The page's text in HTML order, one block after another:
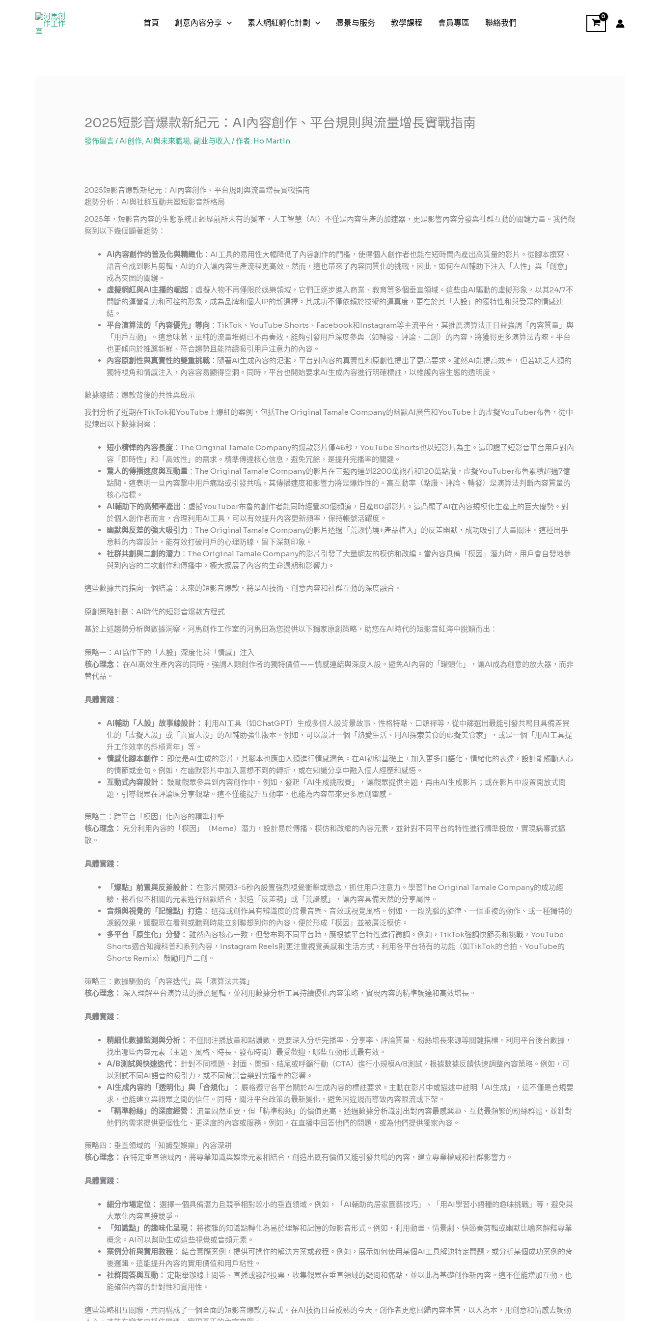
首頁 創意內容分享 素人網紅孵化計劃 愿景与服务 教學課程 會員專區 聯絡我們
2025短影音爆款新紀元：AI內容創作、平台規則與流量增長實戰指南
發佈留言/AI创作,AI與未來職場,副业与收入 / 作者: Ho Martin
2025短影音爆款新紀元：AI內容創作、平台規則與流量增長實戰指南
趨勢分析：AI與社群互動共塑短影音新格局
2025年，短影音內容的生態系統正經歷前所未有的變革。人工智慧（AI）不僅是內容生產的加速器，更是影響內容分發與社群互動的關鍵力量。我們觀
察到以下幾個顯著趨勢：
AI內容創作的普及化與精緻化 ：AI工具的易用性大幅降低了內容創作的門檻，使得個人創作者也能在短時間內產出高質量的影片。從腳本撰寫、
語音合成到影片剪輯，AI的介入讓內容生產流程更高效。然而，這也帶來了內容同質化的挑戰，因此，如何在AI輔助下注入「人性」與「創意」
成為突圍的關鍵。
虛擬網紅與AI主播的崛起 ：虛擬人物不再僅限於娛樂領域，它們正逐步進入商業、教育等多個垂直領域。這些由AI驅動的虛擬形象，以其24/7不
間斷的運營能力和可控的形象，成為品牌和個人IP的新選擇。其成功不僅依賴於技術的逼真度，更在於其「人設」的獨特性和與受眾的情感連
結。
平台演算法的「內容優先」導向 ：TikTok、YouTube Shorts、Facebook和Instagram等主流平台，其推薦演算法正日益強調「內容質量」與
「用戶互動」。這意味著，單純的流量堆砌已不再奏效，能夠引發用戶深度參與（如轉發、評論、二創）的內容，將獲得更多演算法青睞。平台
也更傾向於推薦新鮮、符合趨勢且能持續吸引用戶注意力的內容。
內容原創性與真實性的雙重挑戰：隨著AI生成內容的氾濫，平台對內容的真實性和原創性提出了更高要求。雖然AI能提高效率，但若缺乏人類的
獨特視角和情感注入，內容容易顯得空洞。同時，平台也開始要求AI生成內容進行明確標註，以維護內容生態的透明度。
數據總結：爆款背後的共性與啟示
我們分析了近期在TikTok和YouTube上爆紅的案例，包括The Original Tamale Company的幽默AI廣告和YouTube上的虛擬YouTuber布魯，從中
提煉出以下數據洞察：
短小精悍的內容長度 ：The Original Tamale Company的爆款影片僅46秒，YouTube Shorts也以短影片為主。這印證了短影音平台用戶對內
容「即時性」和「高效性」的需求。精準傳達核心信息，避免冗餘，是提升完播率的關鍵。
驚人的傳播速度與互動量 ：The Original Tamale Company的影片在三週內達到2200萬觀看和120萬點讚，虛擬YouTuber布魯累積超過7億
點閱。這表明一旦內容擊中用戶痛點或引發共鳴，其傳播速度和影響力將是爆炸性的。高互動率（點讚、評論、轉發）是演算法判斷內容質量的
核心指標。
AI輔助下的高頻率產出 ：虛擬YouTuber布魯的創作者能同時經營30個頻道，日產80部影片。這凸顯了AI在內容規模化生產上的巨大優勢。對
於個人創作者而言，合理利用AI工具，可以有效提升內容更新頻率，保持帳號活躍度。
幽默與反差的強大吸引力 ：The Original Tamale Company的影片透過「荒謬情境+產品植入」的反差幽默，成功吸引了大量關注。這種出乎
意料的內容設計，能有效打破用戶的心理防線，留下深刻印象。
社群共創與二創的潛力 ：The Original Tamale Company的影片引發了大量網友的模仿和改編。當內容具備「模因」潛力時，用戶會自發地參
與到內容的二次創作和傳播中，極大擴展了內容的生命週期和影響力。
這些數據共同指向一個結論：未來的短影音爆款，將是AI技術、創意內容和社群互動的深度融合。
原創策略計劃：AI時代的短影音爆款方程式
基於上述趨勢分析與數據洞察，河馬創作工作室的河馬田為您提供以下獨家原創策略，助您在AI時代的短影音紅海中脫穎而出：
策略一：AI協作下的「人設」深度化與「情感」注入
核心理念： 在AI高效生產內容的同時，強調人類創作者的獨特價值——情感連結與深度人設。避免AI內容的「罐頭化」，讓AI成為創意的放大器，而非
替代品。
具體實踐：
AI輔助「人設」故事線設計： 利用AI工具（如ChatGPT）生成多個人設背景故事、性格特點、口頭禪等，從中篩選出最能引發共鳴且具備差異
化的「虛擬人設」或「真實人設」的AI輔助強化版本。例如，可以設計一個「熱愛生活、用AI探索美食的虛擬美食家」，或是一個「用AI工具提
升工作效率的斜槓青年」等。
情感化腳本創作： 即使是AI生成的影片，其腳本也應由人類進行情感潤色。在AI初稿基礎上，加入更多口語化、情緒化的表達，設計能觸動人心
的情節或金句。例如，在幽默影片中加入意想不到的轉折，或在知識分享中融入個人經歷和感悟。
互動式內容設計： 鼓勵觀眾參與到內容創作中。例如，發起「AI生成挑戰賽」，讓觀眾提供主題，再由AI生成影片；或在影片中設置開放式問
題，引導觀眾在評論區分享觀點。這不僅能提升互動率，也能為內容帶來更多原創靈感。
策略二：跨平台「模因」化內容的精準打擊
核心理念： 充分利用內容的「模因」（Meme）潛力，設計易於傳播、模仿和改編的內容元素，並針對不同平台的特性進行精準投放，實現病毒式擴
散。
具體實踐：
「爆點」前置與反差設計： 在影片開頭3-5秒內設置強烈視覺衝擊或懸念，抓住用戶注意力。學習The Original Tamale Company的成功經
驗，將看似不相關的元素進行幽默結合，製造「反差萌」或「荒誕感」，讓內容具備天然的分享屬性。
音頻與視覺的「記憶點」打造： 選擇或創作具有辨識度的背景音樂、音效或視覺風格。例如，一段洗腦的旋律、一個重複的動作、或一種獨特的
濾鏡效果，讓觀眾在看到或聽到時能立刻聯想到你的內容，便於形成「模因」並被廣泛模仿。
多平台「原生化」分發： 雖然內容核心一致，但發布到不同平台時，應根據平台特性進行微調。例如，TikTok強調快節奏和挑戰，YouTube
Shorts適合知識科普和系列內容，Instagram Reels則更注重視覺美感和生活方式。利用各平台特有的功能（如TikTok的合拍、YouTube的
Shorts Remix）鼓勵用戶二創。
策略三：數據驅動的「內容迭代」與「演算法共舞」
核心理念： 深入理解平台演算法的推薦邏輯，並利用數據分析工具持續優化內容策略，實現內容的精準觸達和高效增長。
具體實踐：
精細化數據監測與分析： 不僅關注播放量和點讚數，更要深入分析完播率、分享率、評論質量、粉絲增長來源等關鍵指標。利用平台後台數據，
找出哪些內容元素（主題、風格、時長、發布時間）最受歡迎，哪些互動形式最有效。
A/B測試與快速迭代： 針對不同標題、封面、開頭、結尾或呼籲行動（CTA）進行小規模A/B測試，根據數據反饋快速調整內容策略。例如，可
以測試不同AI語音的吸引力，或不同背景音樂對完播率的影響。
AI生成內容的「透明化」與「合規化」： 嚴格遵守各平台關於AI生成內容的標註要求。主動在影片中或描述中註明「AI生成」，這不僅是合規要
求，也能建立與觀眾之間的信任。同時，關注平台政策的最新變化，避免因違規而導致內容限流或下架。
「精準粉絲」的深度經營： 流量固然重要，但「精準粉絲」的價值更高。透過數據分析識別出對內容最感興趣、互動最頻繁的粉絲群體，並針對
他們的需求提供更個性化、更深度的內容或服務。例如，在直播中回答他們的問題，或為他們提供獨家內容。
策略四：垂直領域的「知識型娛樂」內容深耕
核心理念： 在特定垂直領域內，將專業知識與娛樂元素相結合，創造出既有價值又能引發共鳴的內容，建立專業權威和社群影響力。
具體實踐：
細分市場定位： 選擇一個具備潛力且競爭相對較小的垂直領域。例如，「AI輔助的居家園藝技巧」、「用AI學習小語種的趣味挑戰」等，避免與
大眾化內容直接競爭。
「知識點」的趣味化呈現： 將複雜的知識點轉化為易於理解和記憶的短影音形式。例如，利用動畫、情景劇、快節奏剪輯或幽默比喻來解釋專業
概念。AI可以幫助生成這些視覺或音頻元素。
案例分析與實用教程： 結合實際案例，提供可操作的解決方案或教程。例如，展示如何使用某個AI工具解決特定問題，或分析某個成功案例的背
後邏輯。這能提升內容的實用價值和用戶粘性。
社群問答與互動： 定期舉辦線上問答、直播或發起投票，收集觀眾在垂直領域的疑問和痛點，並以此為基礎創作新內容。這不僅能增加互動，也
能確保內容的針對性和實用性。
這些策略相互關聯，共同構成了一個全面的短影音爆款方程式。在AI技術日益成熟的今天，創作者更應回歸內容本質，以人為本，用創意和情感去觸動